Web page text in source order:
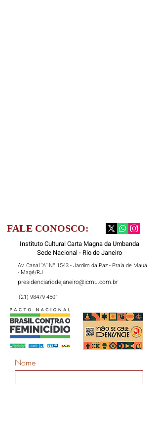
FALE CONOSCO:
Instituto Cultural Carta Magna da Umbanda
Sede Nacional - Rio de Janeiro
Av. Canal "A" Nº 1543 - Jardim da Paz - Praia de Mauá
- Magé/RJ
presidenciariodejaneiro@icmu.com.br
(21) 98479 4501
Nome